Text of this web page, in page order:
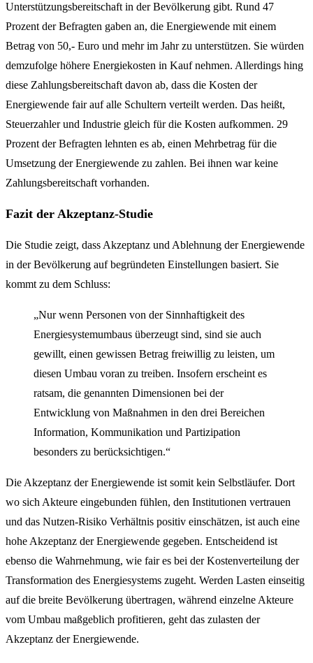
Unterstützungsbereitschaft in der Bevölkerung gibt. Rund 47
Prozent der Befragten gaben an, die Energiewende mit einem
Betrag von 50,- Euro und mehr im Jahr zu unterstützen. Sie würden
demzufolge höhere Energiekosten in Kauf nehmen. Allerdings hing
diese Zahlungsbereitschaft davon ab, dass die Kosten der
Energiewende fair auf alle Schultern verteilt werden. Das heißt,
Steuerzahler und Industrie gleich für die Kosten aufkommen. 29
Prozent der Befragten lehnten es ab, einen Mehrbetrag für die
Umsetzung der Energiewende zu zahlen. Bei ihnen war keine
Zahlungsbereitschaft vorhanden.
Fazit der Akzeptanz-Studie
Die Studie zeigt, dass Akzeptanz und Ablehnung der Energiewende
in der Bevölkerung auf begründeten Einstellungen basiert. Sie
kommt zu dem Schluss:
„Nur wenn Personen von der Sinnhaftigkeit des
Energiesystemumbaus überzeugt sind, sind sie auch
gewillt, einen gewissen Betrag freiwillig zu leisten, um
diesen Umbau voran zu treiben. Insofern erscheint es
ratsam, die genannten Dimensionen bei der
Entwicklung von Maßnahmen in den drei Bereichen
Information, Kommunikation und Partizipation
besonders zu berücksichtigen.“
Die Akzeptanz der Energiewende ist somit kein Selbstläufer. Dort
wo sich Akteure eingebunden fühlen, den Institutionen vertrauen
und das Nutzen-Risiko Verhältnis positiv einschätzen, ist auch eine
hohe Akzeptanz der Energiewende gegeben. Entscheidend ist
ebenso die Wahrnehmung, wie fair es bei der Kostenverteilung der
Transformation des Energiesystems zugeht. Werden Lasten einseitig
auf die breite Bevölkerung übertragen, während einzelne Akteure
vom Umbau maßgeblich profitieren, geht das zulasten der
Akzeptanz der Energiewende.